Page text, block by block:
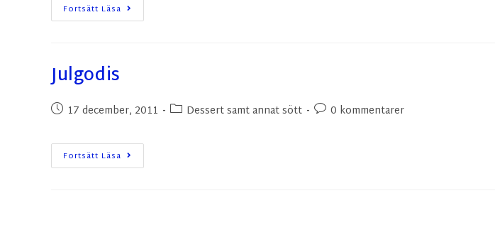
Fortsätt Läsa
Julgodis
17 december, 2011 Dessert samt annat sött 0 kommentarer
Fortsätt Läsa